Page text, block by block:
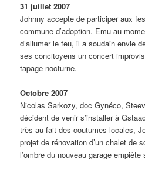
31 juillet 2007
Johnny accepte de participer aux
commune d’adoption. Emu au
d’allumer le feu, il a soudain envie
ses concitoyens un concert
tapage nocturne.
Octobre 2007
Nicolas Sarkozy, doc Gynéco,
décident de venir s’installer à
très au fait des coutumes locales,
projet de rénovation d’un chalet de
l’ombre du nouveau garage empiète